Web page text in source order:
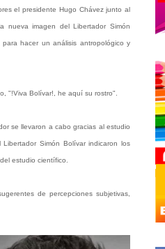
el presidente Hugo Chávez junto al
nueva imagen del Libertador Simón
hacer un análisis antropológico y
"!Viva Bolívar!, he aquí su rostro".
se llevaron a cabo gracias al estudio
Simón Bolívar indicaron los
estudio científico.
de percepciones subjetivas,